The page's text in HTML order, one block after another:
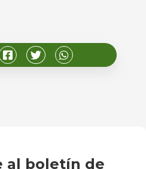
al boletín de